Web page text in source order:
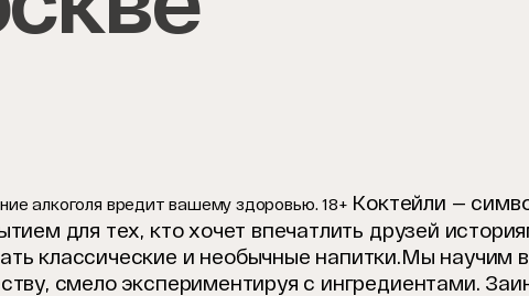
алкоголя вредит вашему здоровью. 18+Коктейли —
для тех, кто хочет впечатлить друзей
классические и необычные напитки.Мы научим
смело экспериментируя с ингредиентами.